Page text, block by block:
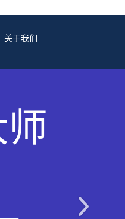
关于我们